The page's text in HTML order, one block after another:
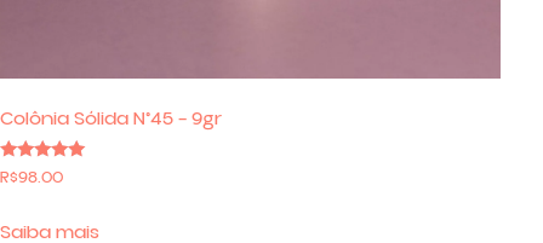
Colônia Sólida N°45 – 9gr
Avaliação
5.00
R$98.00
Saiba mais